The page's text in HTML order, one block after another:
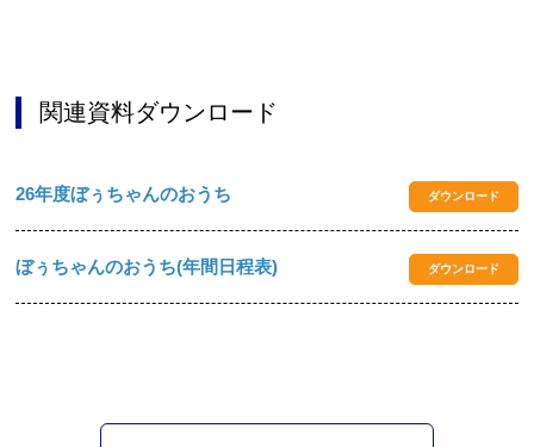
関連資料ダウンロード
26年度ぼぅちゃんのおうち ダウンロード
ぼぅちゃんのおうち(年間日程表) ダウンロード